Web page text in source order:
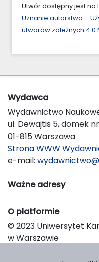
Utwór dostępny jest na
Uznanie autorstwa –
utworów zależnych
Wydawca
Wydawnictwo
ul. Dewajtis 5, domek
01-815 Warszawa
Strona WWW
e-mail:
Ważne adresy
O platformie
© 2023 Uniwersytet
w Warszawie